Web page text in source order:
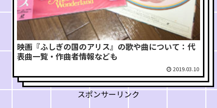
映画『ふしぎの国のアリス』の歌や曲について：代
表曲一覧・作曲者情報なども
2019.03.10
スポンサーリンク